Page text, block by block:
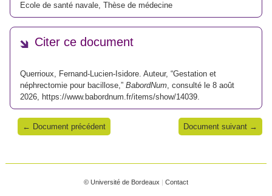
Ecole de santé navale, Thèse de médecine
Citer ce document
Querrioux, Fernand-Lucien-Isidore. Auteur, “Gestation et
néphrectomie pour bacillose,” BabordNum , consulté le 8 août
2026,
https://www.babordnum.fr/items/show/14039
← Document précédent Document suivant →
© Université de Bordeaux | Contact